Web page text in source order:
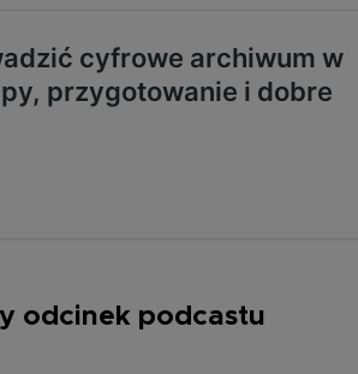
odcinek podcastu